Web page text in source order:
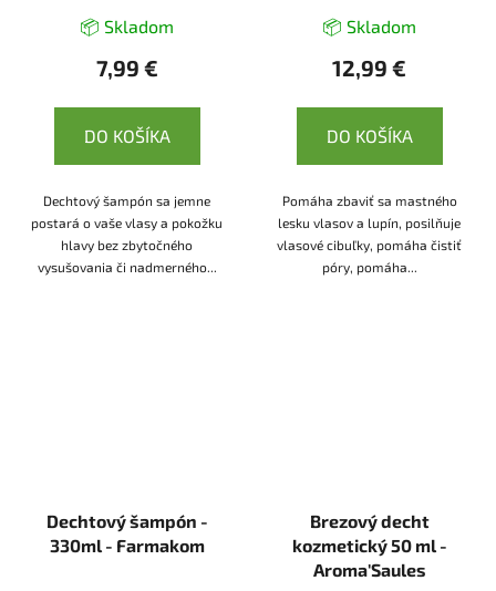
📦 Skladom
7,99 €
DO KOŠÍKA
Dechtový šampón sa jemne
postará o vaše vlasy a pokožku
hlavy bez zbytočného
vysušovania či nadmerného...
📦 Skladom
12,99 €
DO KOŠÍKA
Pomáha zbaviť sa mastného
lesku vlasov a lupín, posilňuje
vlasové cibuľky, pomáha čistiť
póry, pomáha...
Dechtový šampón -
330ml - Farmakom
Brezový decht
kozmetický 50 ml -
Aroma'Saules